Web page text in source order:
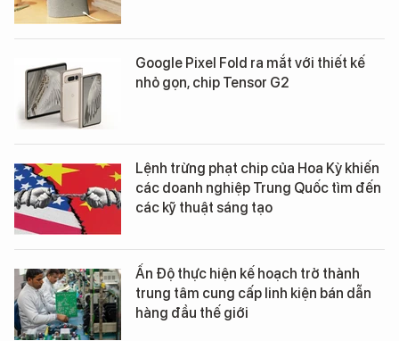
Google Pixel Fold ra mắt với thiết kế
nhỏ gọn, chip Tensor G2
Lệnh trừng phạt chip của Hoa Kỳ khiến
các doanh nghiệp Trung Quốc tìm đến
các kỹ thuật sáng tạo
Ấn Độ thực hiện kế hoạch trở thành
trung tâm cung cấp linh kiện bán dẫn
hàng đầu thế giới